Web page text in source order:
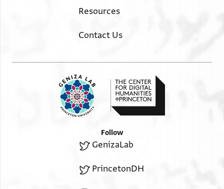
Resources
Contact Us
Follow
GenizaLab
PrincetonDH